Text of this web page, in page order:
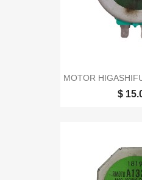
MOTOR
$